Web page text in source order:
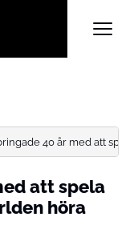
40 år med att spela
att spela
höra